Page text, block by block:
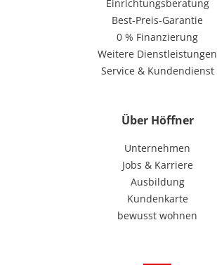
Einrichtungsberatung
Best-Preis-Garantie
0 % Finanzierung
Weitere Dienstleistungen
Service & Kundendienst
Über Höffner
Unternehmen
Jobs & Karriere
Ausbildung
Kundenkarte
bewusst wohnen